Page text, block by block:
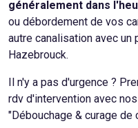
généralement dans
ou débordement de vos
autre canalisation avec
Hazebrouck.
Il n'y a pas d'urgence ?
rdv d'intervention avec
"Débouchage & curage de